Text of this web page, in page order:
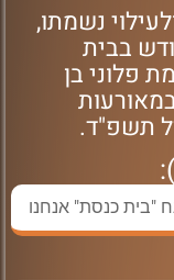
נשמתו,
בבית
פלוני בן
תשפ"ד.